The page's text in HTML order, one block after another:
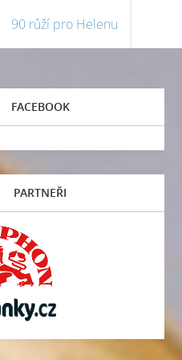
90 růží pro Helenu
FACEBOOK
PARTNEŘI